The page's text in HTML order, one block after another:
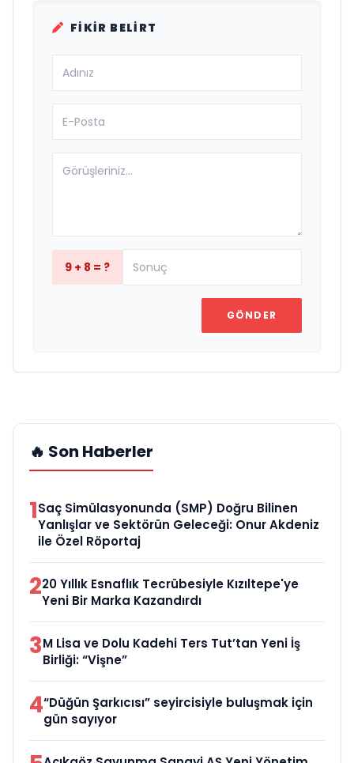
FIKIR BELIRT
9 + 8 = ?
GÖNDER
🔥 Son Haberler
1Saç Simülasyonunda (SMP) Doğru Bilinen
Yanlışlar ve Sektörün Geleceği: Onur Akdeniz
ile Özel Röportaj
220 Yıllık Esnaflık Tecrübesiyle Kızıltepe'ye
Yeni Bir Marka Kazandırdı
3M Lisa ve Dolu Kadehi Ters Tut’tan Yeni İş
Birliği: “Vişne”
4“Düğün Şarkıcısı” seyircisiyle buluşmak için
gün sayıyor